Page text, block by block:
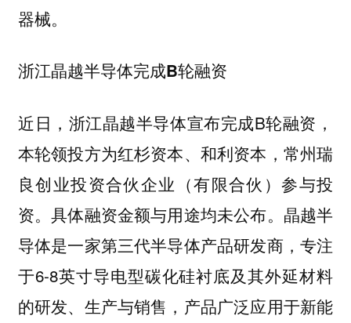
器械。
浙江晶越半导体完成B轮融资
近日，浙江晶越半导体宣布完成B轮融资，
本轮领投方为红杉资本、和利资本，常州瑞
良创业投资合伙企业（有限合伙）参与投
资。具体融资金额与用途均未公布。晶越半
导体是一家第三代半导体产品研发商，专注
于6-8英寸导电型碳化硅衬底及其外延材料
的研发、生产与销售，产品广泛应用于新能